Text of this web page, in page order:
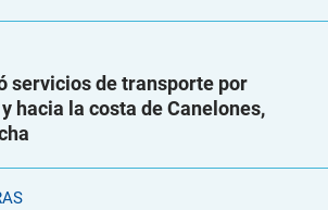
servicios de transporte por
hacia la costa de Canelones,